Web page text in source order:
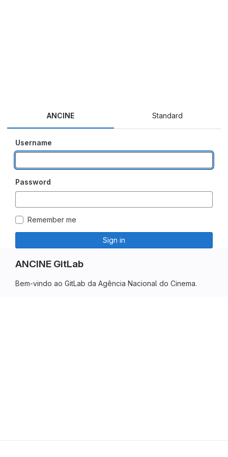
ANCINE GitLab
Bem-vindo ao GitLab da Agência Nacional do Cinema.
ANCINE Standard
Username
Password
Remember me
Sign in